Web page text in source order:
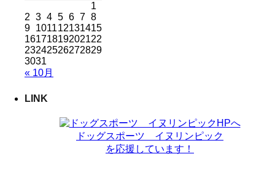
1
2 3 4 5 6 7 8
9 101112131415
16171819202122
23242526272829
3031
« 10月
LINK
ドッグスポーツ イヌリンピック
を応援しています！